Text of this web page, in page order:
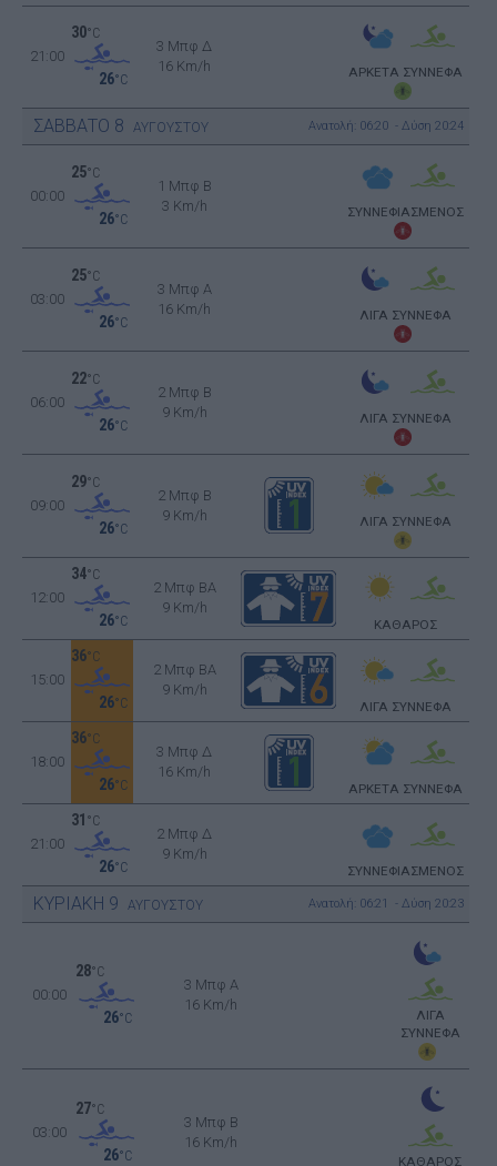
21:00
30°C
26°C
3 Μπφ Δ
16 Km/h
ΑΡΚΕΤΑ ΣΥΝΝΕΦΑ
ΣΑΒΒΑΤΟ 8 ΑΥΓΟΥΣΤΟΥ Ανατολή: 06:20 - Δύση 20:24
00:00
25°C
26°C
1 Μπφ B
3 Km/h
ΣΥΝΝΕΦΙΑΣΜΕΝΟΣ
03:00
25°C
26°C
3 Μπφ Α
16 Km/h
ΛΙΓΑ ΣΥΝΝΕΦΑ
06:00
22°C
26°C
2 Μπφ B
9 Km/h
ΛΙΓΑ ΣΥΝΝΕΦΑ
09:00
29°C
26°C
2 Μπφ B
9 Km/h
ΛΙΓΑ ΣΥΝΝΕΦΑ
12:00
34°C
26°C
2 Μπφ BA
9 Km/h
ΚΑΘΑΡΟΣ
15:00
36°C
26°C
2 Μπφ BA
9 Km/h
ΛΙΓΑ ΣΥΝΝΕΦΑ
18:00
36°C
26°C
3 Μπφ Δ
16 Km/h
ΑΡΚΕΤΑ ΣΥΝΝΕΦΑ
21:00
31 °C
26°C
2 Μπφ Δ
9 Km/h
ΣΥΝΝΕΦΙΑΣΜΕΝΟΣ
ΚΥΡΙΑΚΗ 9 ΑΥΓΟΥΣΤΟΥ Ανατολή: 06:21 - Δύση 20:23
00:00
28°C
26°C
3 Μπφ Α
16 Km/h
ΛΙΓΑ
ΣΥΝΝΕΦΑ
03:00
27°C
26°C
3 Μπφ B
16 Km/h
ΚΑΘΑΡΟΣ